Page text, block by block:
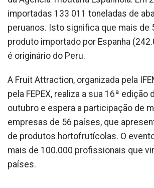
importadas 133 011 toneladas de
peruanos. Isto significa que mais de
produto importado por Espanha
é originário do Peru.
A Fruit Attraction, organizada pela
pela FEPEX, realiza a sua 16ª edição
outubro e espera a participação de
empresas de 56 países, que
de produtos hortofrutícolas. O
mais de 100.000 profissionais que
países.